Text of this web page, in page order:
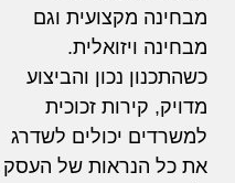
מבחינה מקצועית וגם
מבחינה ויזואלית.
כשהתכנון נכון והביצוע
מדויק, קירות זכוכית
למשרדים יכולים לשדרג
את כל הנראות של העסק